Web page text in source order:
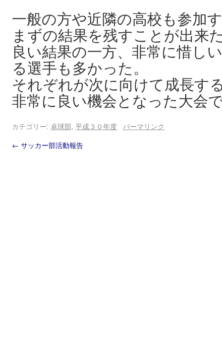
一般の方や近隣の高校も参加
まずの結果を残すことが出来
良い結果の一方、非常に惜し
る選手も多かった。
それぞれが次に向けて成長す
非常に良い機会となった大会
カテゴリー: 卓球部, 平成３０年度
パーマリンク
← サッカー部活動報告